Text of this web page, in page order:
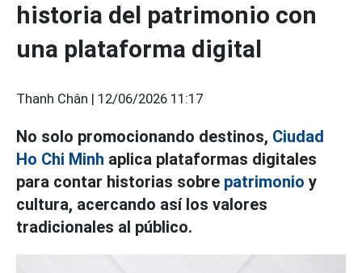
historia del patrimonio con
una plataforma digital
Thanh Chân | 12/06/2026 11:17
No solo promocionando destinos, Ciudad
Ho Chi Minh aplica plataformas digitales
para contar historias sobre patrimonio y
cultura, acercando así los valores
tradicionales al público.